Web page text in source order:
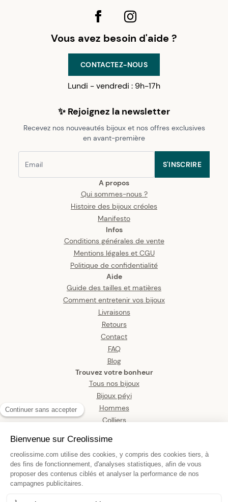
A propos
Qui sommes-nous ?
Histoire des bijoux créoles
Manifesto
Infos
Conditions générales de vente
Mentions légales et CGU
Politique de confidentialité
Aide
Guide des tailles et matières
Comment entretenir vos bijoux
Livraisons
Retours
Contact
FAQ
Blog
Trouvez votre bonheur
Tous nos bijoux
Bijoux péyi
Hommes
Colliers
Bracelets
Pendentifs
Bagues
Vous avez besoin d'aide ?
CONTACTEZ-NOUS
Lundi - vendredi : 9h-17h
✨ Rejoignez la newsletter
Recevez nos nouveautés bijoux et nos offres exclusives
en avant-première
S'INSCRIRE